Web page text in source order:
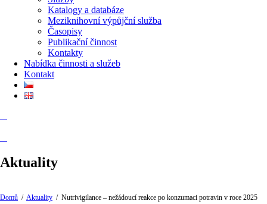
Katalogy a databáze
Meziknihovní výpůjční služba
Časopisy
Publikační činnost
Kontakty
Nabídka činnosti a služeb
Kontakt
Aktuality
Domů / Aktuality / Nutrivigilance – nežádoucí reakce po konzumaci potravin v roce 2025